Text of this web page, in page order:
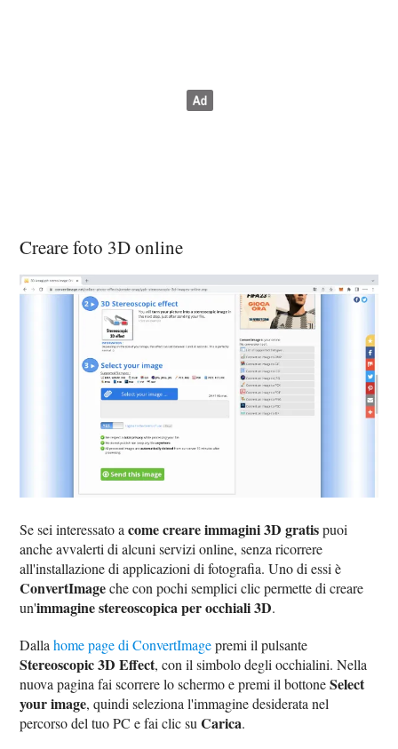
Creare foto 3D online
Se sei interessato acome creare immagini 3D gratispuoi
anche avvalerti di alcuni servizi online, senza ricorrere
all'installazione di applicazioni di fotografia. Uno di essi è
ConvertImageche con pochi semplici clic permette di creare
un'immagine stereoscopica per occhiali 3D.
Dallahome page di ConvertImagepremi il pulsante
Stereoscopic 3D Effect, con il simbolo degli occhialini. Nella
nuova pagina fai scorrere lo schermo e premi il bottoneSelect
your image, quindi seleziona l'immagine desiderata nel
percorso del tuo PC e fai clic suCarica.